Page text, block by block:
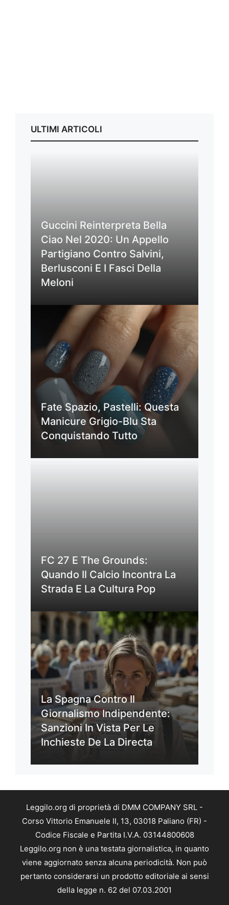
ULTIMI ARTICOLI
Guccini Reinterpreta Bella
Ciao Nel 2020: Un Appello
Partigiano Contro Salvini,
Berlusconi E I Fasci Della
Meloni
Fate Spazio, Pastelli: Questa
Manicure Grigio-Blu Sta
Conquistando Tutto
FC 27 E The Grounds:
Quando Il Calcio Incontra La
Strada E La Cultura Pop
La Spagna Contro Il
Giornalismo Indipendente:
Sanzioni In Vista Per Le
Inchieste De La Directa
Leggilo.org di proprietà di DMM COMPANY SRL -
Corso Vittorio Emanuele II, 13, 03018 Paliano (FR) -
Codice Fiscale e Partita I.V.A. 03144800608
Leggilo.org non è una testata giornalistica, in quanto
viene aggiornato senza alcuna periodicità. Non può
pertanto considerarsi un prodotto editoriale ai sensi
della legge n. 62 del 07.03.2001